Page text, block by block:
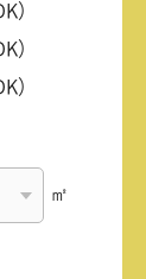
）
）
）
㎡